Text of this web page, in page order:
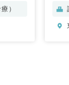
皮膚
）